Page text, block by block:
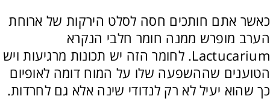
כאשר אתם חותכים חסה לסלט הירקות של ארוחת
הערב מופרש ממנה חומר חלבי הנקרא
Lactucarium. לחומר הזה יש תכונות מרגיעות ויש
הטוענים שההשפעה שלו על המוח דומה לאופיום
כך שהוא יעיל לא רק לנדודי שינה אלא גם לחרדות.